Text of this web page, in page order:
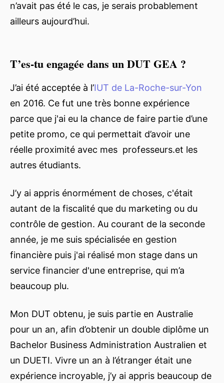
n’avait pas été le cas, je serais probablement
ailleurs aujourd’hui.
T’es-tu engagée dans un DUT GEA ?
J’ai été acceptée à l’IUT de La-Roche-sur-Yon
en 2016. Ce fut une très bonne expérience
parce que j'ai eu la chance de faire partie d’une
petite promo, ce qui permettait d’avoir une
réelle proximité avec mes professeurs.et les
autres étudiants.
J’y ai appris énormément de choses, c'était
autant de la fiscalité que du marketing ou du
contrôle de gestion. Au courant de la seconde
année, je me suis spécialisée en gestion
financière puis j'ai réalisé mon stage dans un
service financier d'une entreprise, qui m’a
beaucoup plu.
Mon DUT obtenu, je suis partie en Australie
pour un an, afin d’obtenir un double diplôme un
Bachelor Business Administration Australien et
un DUETI. Vivre un an à l’étranger était une
expérience incroyable, j’y ai appris beaucoup de